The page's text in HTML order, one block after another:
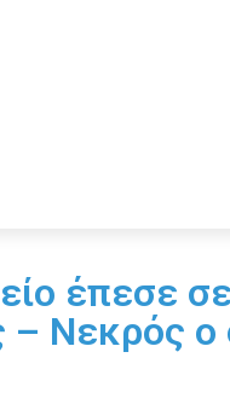
έπεσε
– Νεκρός ο